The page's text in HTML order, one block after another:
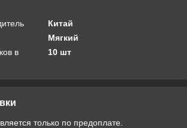
Китай
Мягкий
в
10 шт
только по предоплате.